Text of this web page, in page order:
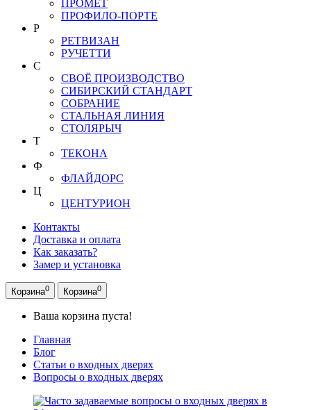
ПРОМЕТ
ПРОФИЛО-ПОРТЕ
Р
РЕТВИЗАН
РУЧЕТТИ
С
СВОЁ ПРОИЗВОДСТВО
СИБИРСКИЙ СТАНДАРТ
СОБРАНИЕ
СТАЛЬНАЯ ЛИНИЯ
СТОЛЯРЫЧ
Т
ТЕКОНА
Ф
ФЛАЙДОРС
Ц
ЦЕНТУРИОН
Контакты
Доставка и оплата
Как заказать?
Замер и установка
Корзина0 Корзина0
Ваша корзина пуста!
Главная
Блог
Статьи о входных дверях
Вопросы о входных дверях